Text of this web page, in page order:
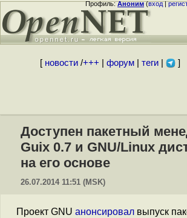
Профиль:Аноним(вход|
[ новости/+++ форум| теги| ]
Доступен пакетный
Guix 0.7 и GNU/Linux
на его основе
26.07.2014 11:51 (MSK)
Проект GNU анонсировал выпуск